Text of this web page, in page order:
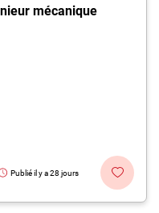
mécanique
Publié il y a 28 jours